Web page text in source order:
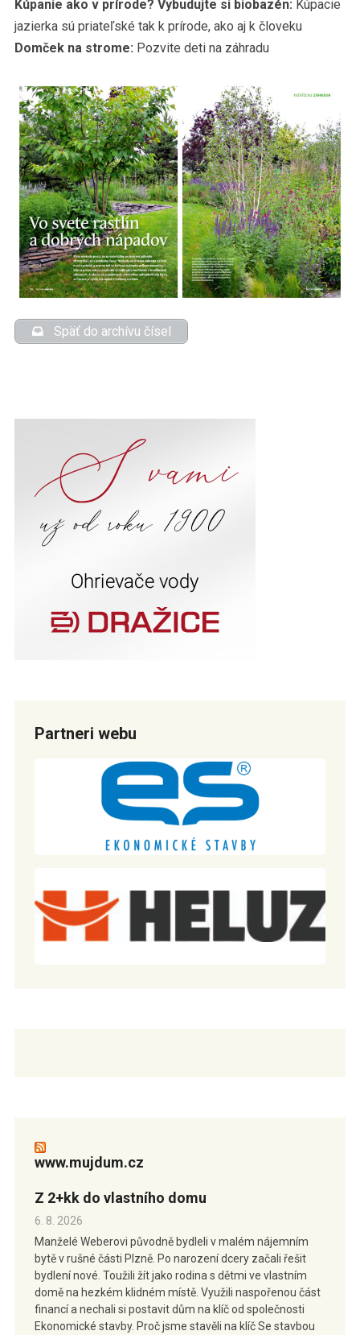
Kúpanie ako v prírode? Vybudujte si biobazén: Kúpacie
jazierka sú priateľské tak k prírode, ako aj k človeku
Domček na strome: Pozvite deti na záhradu
Späť do archívu čísel
Partneri webu
www.mujdum.cz
Z 2+kk do vlastního domu
6. 8. 2026
Manželé Weberovi původně bydleli v malém nájemním
bytě v rušné části Plzně. Po narození dcery začali řešit
bydlení nové. Toužili žít jako rodina s dětmi ve vlastním
domě na hezkém klidném místě. Využili naspořenou část
financí a nechali si postavit dům na klíč od společnosti
Ekonomické stavby. Proč jsme stavěli na klíč Se stavbou